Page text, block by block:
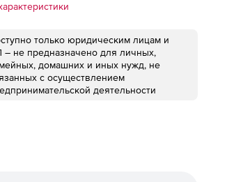
только юридическим лицам и
– не предназначено для личных,
домашних и иных нужд, не
с осуществлением
деятельности